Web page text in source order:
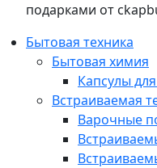
подарками от
Бытовая техника
Бытовая химия
Капсулы
Встраиваемая
Варочные